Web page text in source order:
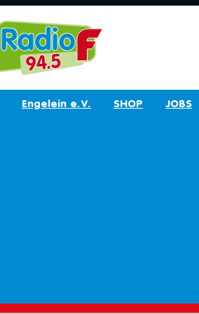
Engelein e.V. SHOP JOBS